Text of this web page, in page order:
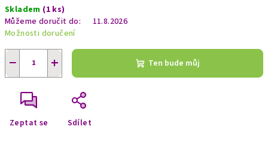
cena:
Skladem (1 ks)
Můžeme doručit do:
11.8.2026
Možnosti doručení
+
− Ten bude můj
Zeptat se Sdílet